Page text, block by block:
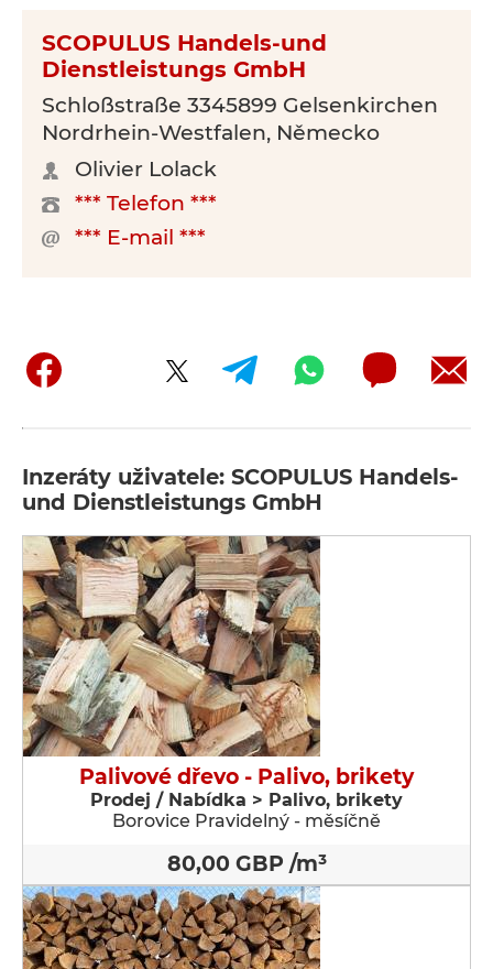
SCOPULUS Handels-und
Dienstleistungs GmbH
Schloßstraße 3345899 Gelsenkirchen
Nordrhein-Westfalen, Německo
Olivier Lolack
*** Telefon ***
*** E-mail ***
Inzeráty uživatele: SCOPULUS Handels-
und Dienstleistungs GmbH
Palivové dřevo - Palivo, brikety
Prodej / Nabídka > Palivo, brikety
Borovice Pravidelný - měsíčně
80,00 GBP /m³